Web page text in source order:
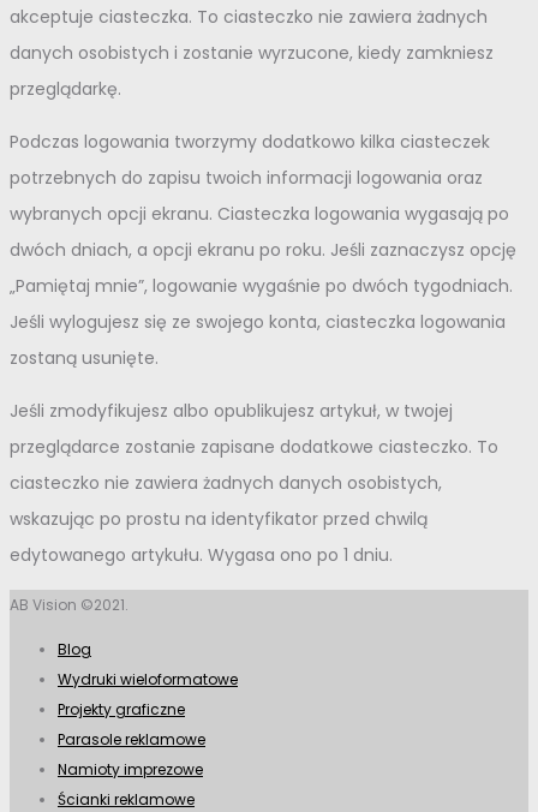
akceptuje ciasteczka. To ciasteczko nie zawiera żadnych
danych osobistych i zostanie wyrzucone, kiedy zamkniesz
przeglądarkę.
Podczas logowania tworzymy dodatkowo kilka ciasteczek
potrzebnych do zapisu twoich informacji logowania oraz
wybranych opcji ekranu. Ciasteczka logowania wygasają po
dwóch dniach, a opcji ekranu po roku. Jeśli zaznaczysz opcję
„Pamiętaj mnie”, logowanie wygaśnie po dwóch tygodniach.
Jeśli wylogujesz się ze swojego konta, ciasteczka logowania
zostaną usunięte.
Jeśli zmodyfikujesz albo opublikujesz artykuł, w twojej
przeglądarce zostanie zapisane dodatkowe ciasteczko. To
ciasteczko nie zawiera żadnych danych osobistych,
wskazując po prostu na identyfikator przed chwilą
edytowanego artykułu. Wygasa ono po 1 dniu.
AB Vision ©2021.
Blog
Wydruki wieloformatowe
Projekty graficzne
Parasole reklamowe
Namioty imprezowe
Ścianki reklamowe